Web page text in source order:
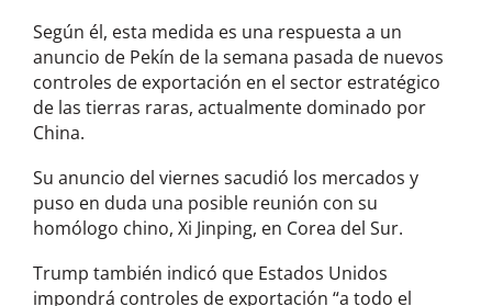
Según él, esta medida es una respuesta a un
anuncio de Pekín de la semana pasada de nuevos
controles de exportación en el sector estratégico
de las tierras raras, actualmente dominado por
China.
Su anuncio del viernes sacudió los mercados y
puso en duda una posible reunión con su
homólogo chino, Xi Jinping, en Corea del Sur.
Trump también indicó que Estados Unidos
impondrá controles de exportación “a todo el